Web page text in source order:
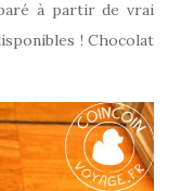
à partir de vrai
! Chocolat